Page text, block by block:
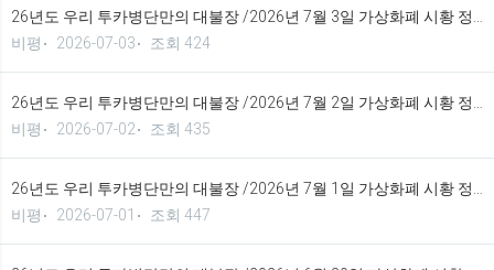
비평
2026-07-03 조회 424
비평
2026-07-02 조회 435
비평
2026-07-01 조회 447